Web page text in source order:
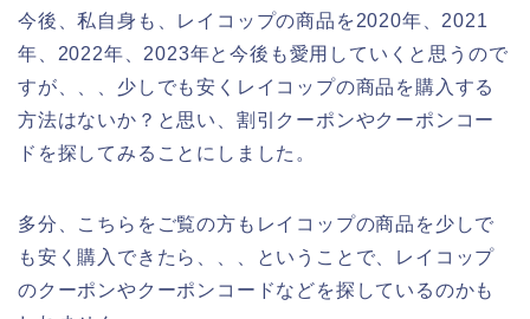
今後、私自身も、レイコップの商品を2020年、2021
年、2022年、2023年と今後も愛用していくと思うので
すが、、、少しでも安くレイコップの商品を購入する
方法はないか？と思い、割引クーポンやクーポンコー
ドを探してみることにしました。
多分、こちらをご覧の方もレイコップの商品を少しで
も安く購入できたら、、、ということで、レイコップ
のクーポンやクーポンコードなどを探しているのかも